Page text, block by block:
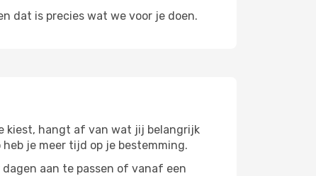
dat is precies wat we voor je doen.
kiest, hangt af van wat jij belangrijk
je meer tijd op je bestemming.
aan te passen of vanaf een